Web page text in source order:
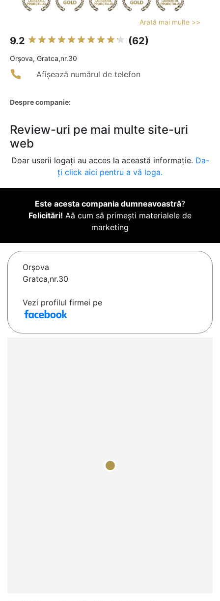
Arată mai multe >>
9.2 (62)
Orşova, Gratca,nr.30
Afișează numărul de telefon
Despre companie:
Review-uri pe mai multe site-uri
web
Doar userii logați au acces la această informație. Da-
ți click aici pentru a vă loga.
Este acesta compania dumneavoastră?
Felicitări! Aă cum să primești materialele de
marketing
Orşova
Gratca,nr.30
Vezi profilul firmei pe